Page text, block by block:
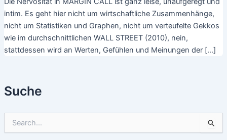
Suche
intim. Es geht hier nicht um wirtschaftliche Zusammenhänge,
nicht um Statistiken und Graphen, nicht um verteufelte Gekkos
wie im durchschnittlichen WALL STREET (2010), nein,
stattdessen wird an Werten, Gefühlen und Meinungen der […]